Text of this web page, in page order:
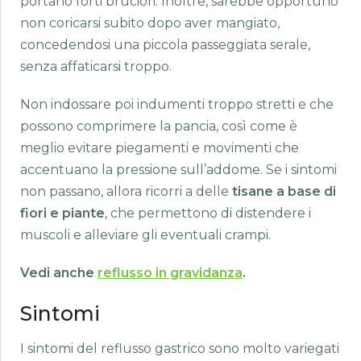
non coricarsi subito dopo aver mangiato,
concedendosi una piccola passeggiata serale,
senza affaticarsi troppo.
Non indossare poi indumenti troppo stretti e che
possono comprimere la pancia, così come è
meglio evitare piegamenti e movimenti che
accentuano la pressione sull’addome. Se i sintomi
non passano, allora ricorri a delle tisane a base di
fiori e piante, che permettono di distendere i
muscoli e alleviare gli eventuali crampi.
Vedi anche reflusso in gravidanza.
Sintomi
I sintomi del reflusso gastrico sono molto variegati